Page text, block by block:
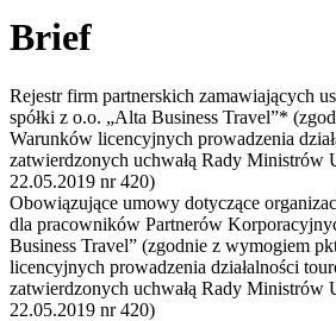
Brief
Rejestr firm partnerskich zamawiających
spółki z o.o. „Alta Business Travel”*
Warunków licencyjnych prowadzenia
zatwierdzonych uchwałą Rady Ministrów
22.05.2019 nr 420)
Obowiązujące umowy dotyczące
dla pracowników Partnerów
Business Travel” (zgodnie z wymogiem
licencyjnych prowadzenia działalności
zatwierdzonych uchwałą Rady Ministrów
22.05.2019 nr 420)